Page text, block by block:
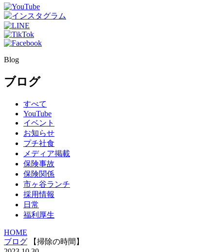
Blog
ブログ
すべて
YouTube
イベント
お知らせ
プチ社食
メディア掲載
保険事故
保険関係
市ヶ谷ランチ
採用情報
日常
福利厚生
HOME
ブログ
【掃除の時間】